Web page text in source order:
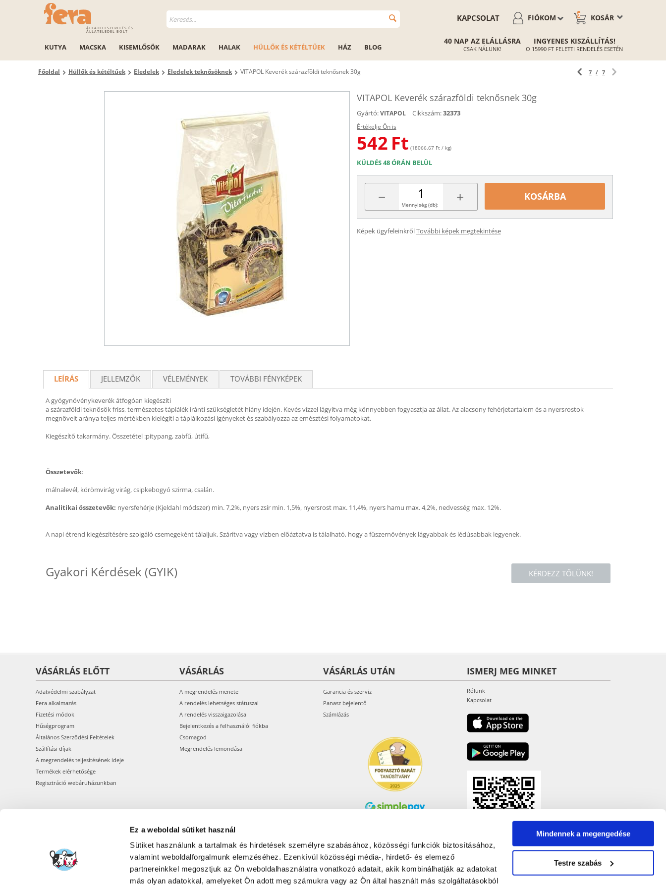
Ez a weboldal sütiket használ
Sütiket használunk a tartalmak és hirdetések személyre szabásához, közösségi funkciók biztosításához,
valamint weboldalforgalmunk elemzéséhez. Ezenkívül közösségi média-, hirdető- és elemező
partnereinkkel megosztjuk az Ön weboldalhasználatra vonatkozó adatait, akik kombinálhatják az adatokat
más olyan adatokkal, amelyeket Ön adott meg számukra vagy az Ön által használt más szolgáltatásokból
Mindennek a megengedése
Testre szabás
ÁLLATFELSZERELÉS ÉS
ÁLLATELEDEL BOLT
KOSÁR
0
FIÓKOM
KAPCSOLAT
KUTYA MACSKA KISEMLŐSÖK MADARAK HALAK HÜLLŐK ÉS KÉTÉLTŰEK HÁZ BLOG
40 NAP AZ ELÁLLÁSRA
CSAK NÁLUNK!
INGYENES KISZÁLLÍTÁS!
O 15990 FT FELETTI RENDELÉS ESETÉN
Főoldal Hüllők és kétéltűek Eledelek Eledelek teknősöknek VITAPOL Keverék szárazföldi teknősnek 30g 7 / 7
VITAPOL Keverék szárazföldi teknősnek 30g
Gyártó: VITAPOL Cikkszám:32373
Értékelje Ön is
542 Ft (18066.67 Ft / kg)
KÜLDÉS 48 ÓRÁN BELÜL
− +
Mennyiség (db):
KOSÁRBA
Képek ügyfeleinkrőlTovábbi képek megtekintése
LEÍRÁS JELLEMZŐK VÉLEMÉNYEK TOVÁBBI FÉNYKÉPEK
A gyógynövénykeverék átfogóan kiegészíti
a szárazföldi teknősök friss, természetes táplálék iránti szükségletét hiány idején. Kevés vízzel lágyítva még könnyebben fogyasztja az állat. Az alacsony fehérjetartalom és a nyersrostok
megnövelt aránya teljes mértékben kielégíti a táplálkozási igényeket és szabályozza az emésztési folyamatokat.
Kiegészítő takarmány. Összetétel :pitypang, zabfű, útifű,
Összetevők:
málnalevél, körömvirág virág, csipkebogyó szirma, csalán.
Analitikai összetevők: nyersfehérje (Kjeldahl módszer) min. 7,2%, nyers zsír min. 1,5%, nyersrost max. 11,4%, nyers hamu max. 4,2%, nedvesség max. 12%.
A napi étrend kiegészítésére szolgáló csemegeként tálaljuk. Szárítva vagy vízben előáztatva is tálalható, hogy a fűszernövények lágyabbak és lédúsabbak legyenek.
KÉRDEZZ TŐLÜNK!
Gyakori Kérdések (GYIK)
VÁSÁRLÁS ELŐTT
Adatvédelmi szabályzat
Fera alkalmazás
Fizetési módok
Hűségprogram
Általános Szerződési Feltételek
Szállítási díjak
A megrendelés teljesítésének ideje
Termékek elérhetősége
Regisztráció webáruházunkban
VÁSÁRLÁS
A megrendelés menete
A rendelés lehetséges státuszai
A rendelés visszaigazolása
Bejelentkezés a felhasználói fiókba
Csomagod
Megrendelés lemondása
VÁSÁRLÁS UTÁN
Garancia és szerviz
Panasz bejelentő
Számlázás
Olcsóbbat.hu – Spórolni
tudni kell
ISMERJ MEG MINKET
Rólunk
Kapcsolat